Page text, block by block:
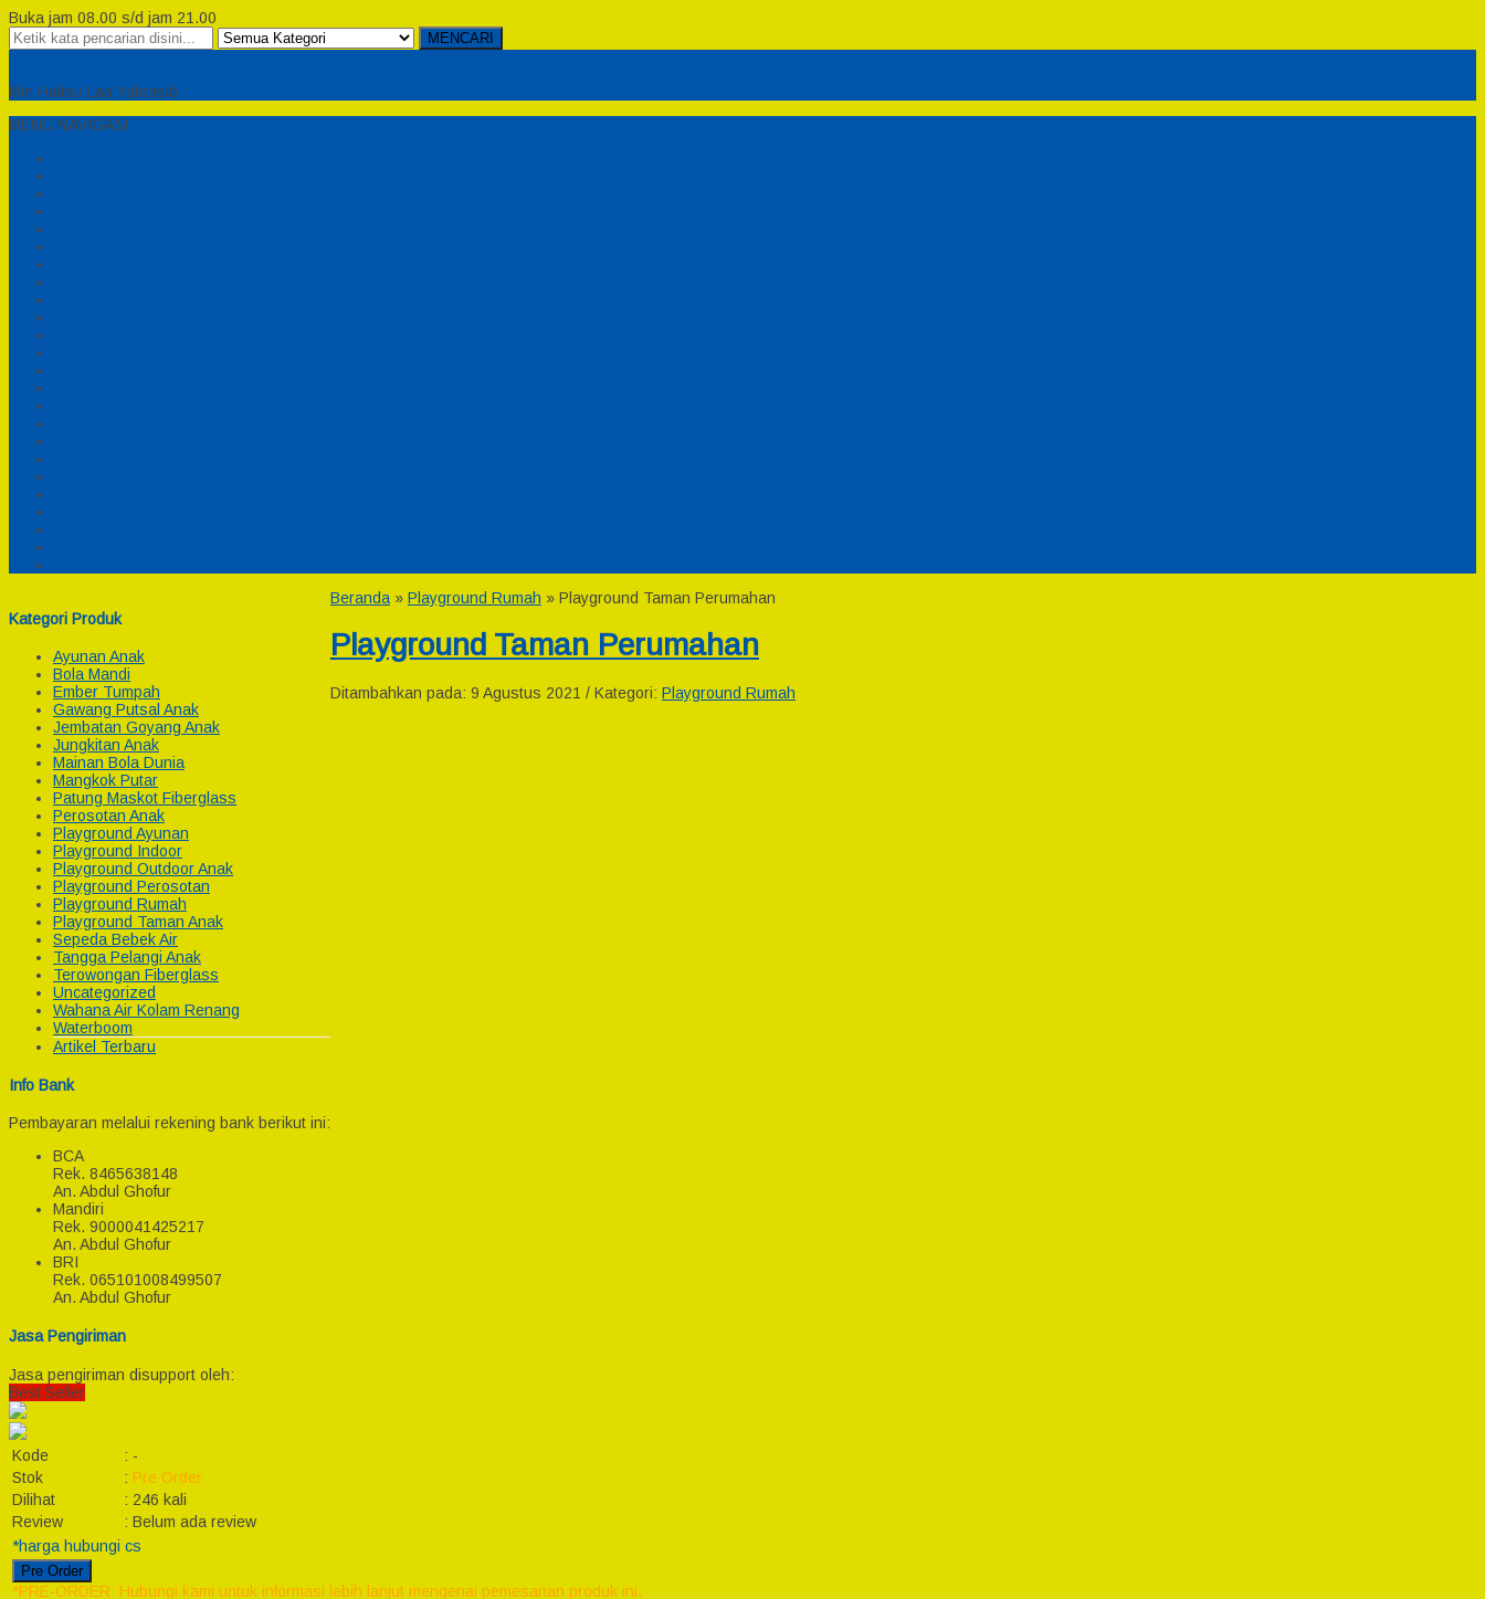
Buka jam 08.00 s/d jam 21.00
MENCARI
Min Haitsu Laa Yahtasib
MENU NAVIGASI
Kategori Produk
Ayunan Anak
Bola Mandi
Ember Tumpah
Gawang Putsal Anak
Jembatan Goyang Anak
Jungkitan Anak
Mainan Bola Dunia
Mangkok Putar
Patung Maskot Fiberglass
Perosotan Anak
Playground Ayunan
Playground Indoor
Playground Outdoor Anak
Playground Perosotan
Playground Rumah
Playground Taman Anak
Sepeda Bebek Air
Tangga Pelangi Anak
Terowongan Fiberglass
Uncategorized
Wahana Air Kolam Renang
Waterboom
Artikel Terbaru
Info Bank
Pembayaran melalui rekening bank berikut ini:
BCA
Rek. 8465638148
An. Abdul Ghofur
Mandiri
Rek. 9000041425217
An. Abdul Ghofur
BRI
Rek. 065101008499507
An. Abdul Ghofur
Jasa Pengiriman
Jasa pengiriman disupport oleh:
Beranda » Playground Rumah » Playground Taman Perumahan
Playground Taman Perumahan
Ditambahkan pada: 9 Agustus 2021 / Kategori: Playground Rumah
Best Seller
Kode : -
Stok
: Pre Order
Dilihat
: 246 kali
Review
: Belum ada review
*harga hubungi cs
Pre Order
*PRE-ORDER: Hubungi kami untuk informasi lebih lanjut mengenai pemesanan produk ini.